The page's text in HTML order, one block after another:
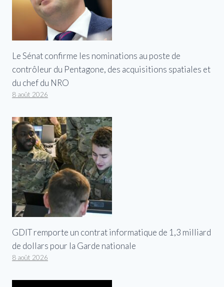
Le Sénat confirme les nominations au poste de
contrôleur du Pentagone, des acquisitions spatiales et
du chef du NRO
8 août 2026
GDIT remporte un contrat informatique de 1,3 milliard
de dollars pour la Garde nationale
8 août 2026